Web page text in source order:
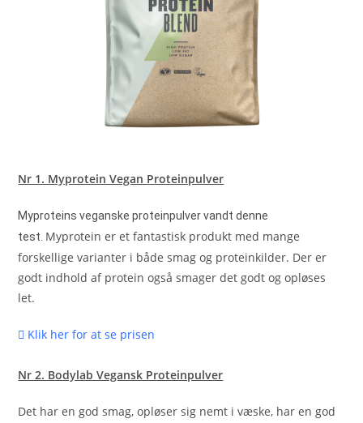
Nr 1. Myprotein Vegan Proteinpulver
Myproteins veganske proteinpulver vandt denne
test. Myprotein er et fantastisk produkt med mange
forskellige varianter i både smag og proteinkilder. Der er
godt indhold af protein også smager det godt og opløses
let.
Klik her for at se prisen
Nr 2. Bodylab Vegansk Proteinpulver
Det har en god smag, opløser sig nemt i væske, har en god